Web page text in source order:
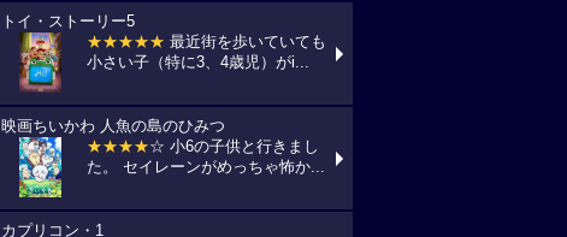
トイ・ストーリー5
★★★★★ 最近街を歩いていても
小さい子（特に3、4歳児）がi...
映画ちいかわ 人魚の島のひみつ
★★★★☆ 小6の子供と行きまし
た。 セイレーンがめっちゃ怖か...
カプリコン・1